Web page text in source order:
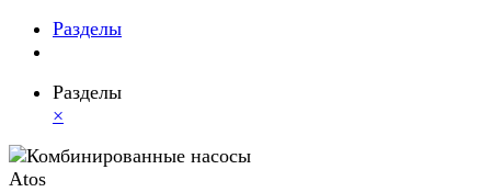
Разделы
Разделы
×